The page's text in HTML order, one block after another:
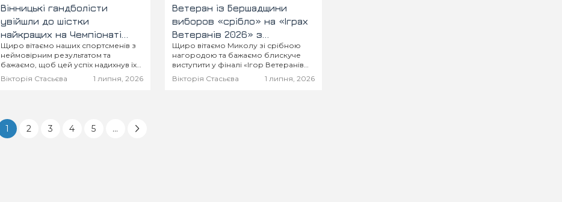
Вінницькі гандболісти
увійшли до шістки
найкращих на Чемпіонаті
України в Ужгороді
Щиро вітаємо наших спортсменів з
неймовірним результатом та
бажаємо, щоб цей успіх надихнув їх
на нові великі перемоги!
Вікторія Стасьєва 1 липня, 2026
Ветеран із Бершадщини
виборов «срібло» на «Іграх
Ветеранів 2026» з
настільного тенісу та
пройшов у фінал
Щиро вітаємо Миколу зі срібною
нагородою та бажаємо блискуче
виступити у фіналі «Ігор Ветеранів
2026» і здобути заслужену
перемогу!
Вікторія Стасьєва 1 липня, 2026
1 2 3 4 5 ...